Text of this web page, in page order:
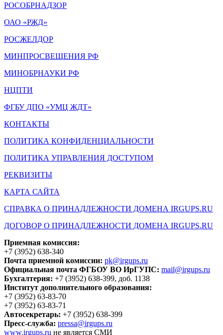
РОСОБРНАДЗОР
ОАО «РЖД»
РОСЖЕЛДОР
МИНПРОСВЕЩЕНИЯ РФ
МИНОБРНАУКИ РФ
НЦПТИ
ФГБУ ДПО «УМЦ ЖДТ»
КОНТАКТЫ
ПОЛИТИКА КОНФИДЕНЦИАЛЬНОСТИ
ПОЛИТИКА УПРАВЛЕНИЯ ДОСТУПОМ
РЕКВИЗИТЫ
КАРТА САЙТА
СПРАВКА О ПРИНАДЛЕЖНОСТИ ДОМЕНА IRGUPS.RU
ДОГОВОР О ПРИНАДЛЕЖНОСТИ ДОМЕНА IRGUPS.RU
Приемная комиссия:
+7 (3952) 638-340
Почта приемной комиссии: pk@irgups.ru
Официальная почта ФГБОУ ВО ИрГУПС: mail@irgups.ru
Бухгалтерия: +7 (3952) 638-399, доб. 1138
Институт дополнительного образования:
+7 (3952) 63-83-70
+7 (3952) 63-83-71
Автосекретарь: +7 (3952) 638-399
Пресс-служба: pressa@irgups.ru
www.irgups.ru не является СМИ